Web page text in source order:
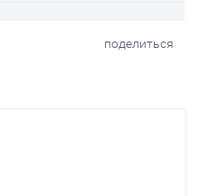
поделиться